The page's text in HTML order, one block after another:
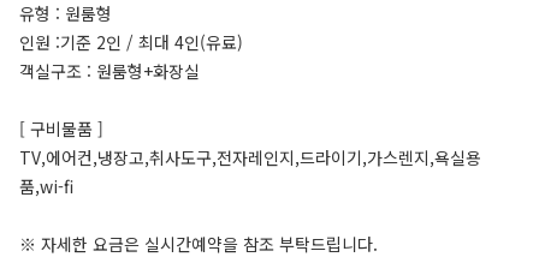
유형 : 원룸형
인원 :기준 2인 / 최대 4인(유료)
객실구조 : 원룸형+화장실
[ 구비물품 ]
TV,에어컨,냉장고,취사도구,전자레인지,드라이기,가스렌지,욕실용
품,wi-fi
※ 자세한 요금은 실시간예약을 참조 부탁드립니다.